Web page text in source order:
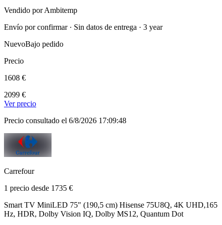
Vendido por Ambitemp
Envío por confirmar · Sin datos de entrega · 3 year
NuevoBajo pedido
Precio
1608 €
2099 €
Ver precio
Precio consultado el 6/8/2026 17:09:48
Carrefour
1 precio desde 1735 €
Smart TV MiniLED 75" (190,5 cm) Hisense 75U8Q, 4K UHD,165
Hz, HDR, Dolby Vision IQ, Dolby MS12, Quantum Dot